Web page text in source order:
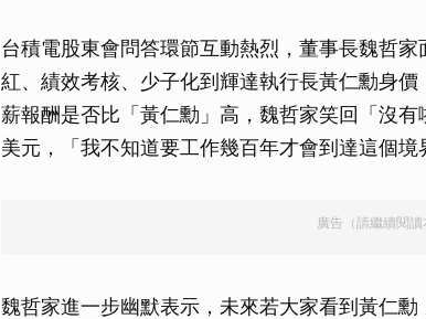
台積電股東會問答環節互動熱烈，董事長魏哲
紅、績效考核、少子化到輝達執行長黃仁勳身
薪報酬是否比「黃仁勳」高，魏哲家笑回「沒
美元，「我不知道要工作幾百年才會到達這個境
廣告（請繼續閱讀
魏哲家進一步幽默表示，未來若大家看到黃仁